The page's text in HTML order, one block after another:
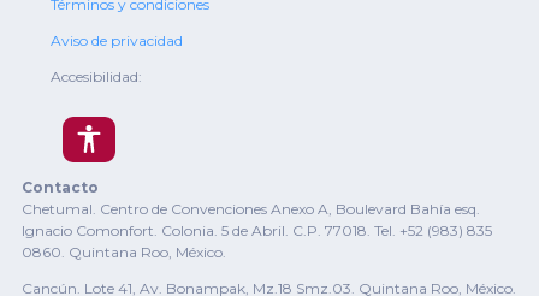
Términos y condiciones
Aviso de privacidad
Accesibilidad:
Contacto
Chetumal. Centro de Convenciones Anexo A, Boulevard Bahía esq.
Ignacio Comonfort. Colonia. 5 de Abril. C.P. 77018. Tel. +52 (983) 835
0860. Quintana Roo, México.
Cancún. Lote 41, Av. Bonampak, Mz.18 Smz.03. Quintana Roo, México.